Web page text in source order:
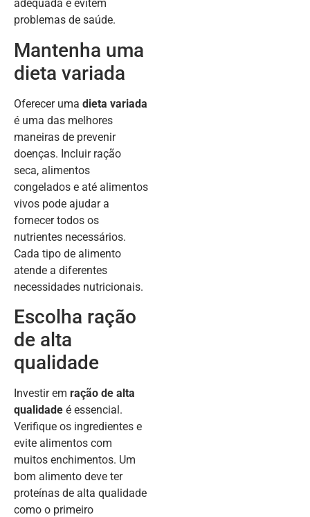
adequada e evitem
problemas de saúde.
Mantenha uma
dieta variada
Oferecer uma dieta variada
é uma das melhores
maneiras de prevenir
doenças. Incluir ração
seca, alimentos
congelados e até alimentos
vivos pode ajudar a
fornecer todos os
nutrientes necessários.
Cada tipo de alimento
atende a diferentes
necessidades nutricionais.
Escolha ração
de alta
qualidade
Investir em ração de alta
qualidade é essencial.
Verifique os ingredientes e
evite alimentos com
muitos enchimentos. Um
bom alimento deve ter
proteínas de alta qualidade
como o primeiro